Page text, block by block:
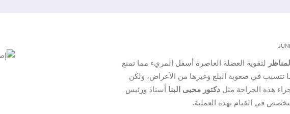
لتقوية العضلة العاصرة أسفل المريء مما تمنع
تتسبب في صعوبة البلع وغيرها من الأعراض، ولكن
هذه الجراحة مثل دكتور محيى البنا أستاذ ورئيس
في القيام بهذه العملية.